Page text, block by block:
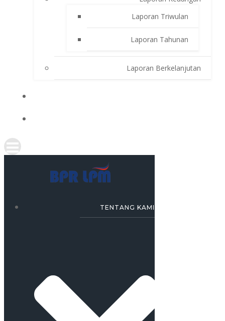
Laporan Triwulan
Laporan Tahunan
Laporan Berkelanjutan
TENTANG KAMI